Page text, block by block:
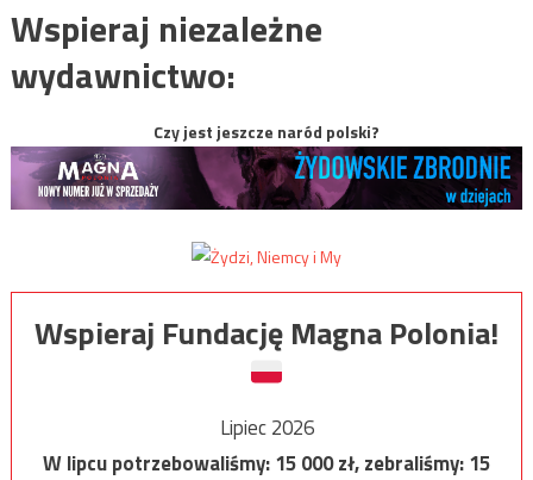
Wspieraj niezależne
wydawnictwo:
Czy jest jeszcze naród polski?
Wspieraj Fundację Magna Polonia!
Lipiec 2026
W lipcu potrzebowaliśmy:15 000zł, zebraliśmy:15